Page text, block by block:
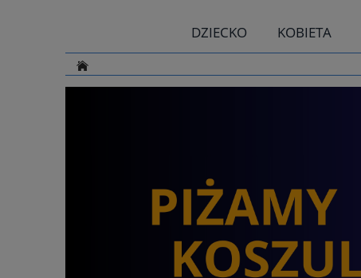
DZIECKO KOBIETA